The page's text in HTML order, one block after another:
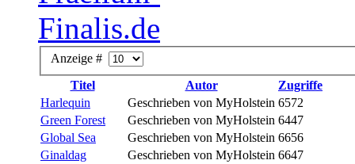
Anzeige #
Titel
Autor
Zugriffe
Harlequin
Geschrieben von MyHolstein 6572
Green Forest
Geschrieben von MyHolstein 6447
Global Sea
Geschrieben von MyHolstein 6656
Ginaldag
Geschrieben von MyHolstein 6647